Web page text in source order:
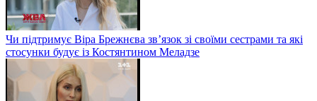
Чи підтримує Віра Брежнєва зв’язок зі своїми сестрами та які
стосунки будує із Костянтином Меладзе